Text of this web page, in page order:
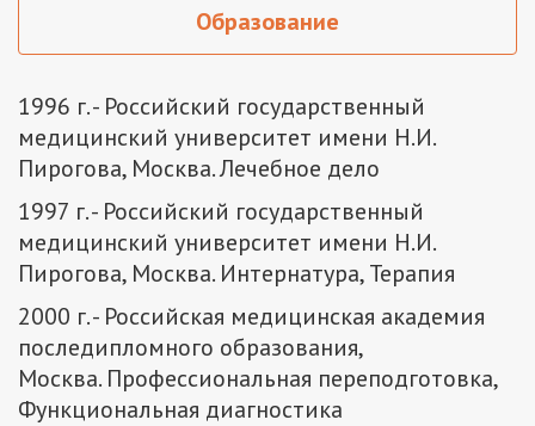
Образование
1996 г. - Российский государственный
медицинский университет имени Н.И.
Пирогова, Москва. Лечебное дело
1997 г. - Российский государственный
медицинский университет имени Н.И.
Пирогова, Москва. Интернатура, Терапия
2000 г. - Российская медицинская академия
последипломного образования,
Москва. Профессиональная переподготовка,
Функциональная диагностика